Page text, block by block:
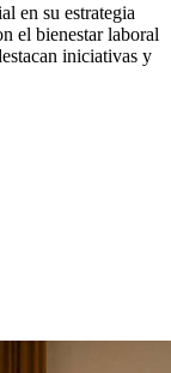
en su estrategia
el bienestar laboral
iniciativas y